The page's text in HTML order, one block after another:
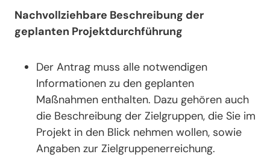
Nachvollziehbare Beschreibung der
geplanten Projektdurchführung
Der Antrag muss alle notwendigen
Informationen zu den geplanten
Maßnahmen enthalten. Dazu gehören auch
die Beschreibung der Zielgruppen, die Sie im
Projekt in den Blick nehmen wollen, sowie
Angaben zur Zielgruppenerreichung.